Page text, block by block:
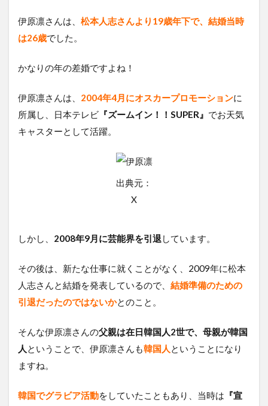
伊原凛さんは、 松本人志さんより19歳年下で、結婚当時
は26歳でした。
かなりの年の差婚ですよね！
伊原凛さんは、 2004年4月にオスカープロモーションに
所属し、日本テレビ 『ズームイン！！SUPER』 でお天気
キャスターとして活躍。
出典元：
X
しかし、 2008年9月に芸能界を引退 しています。
その後は、新たな仕事に就くことがなく、2009年に松本
人志さんと結婚を発表しているので、 結婚準備のための
引退だったのではないかとのこと。
そんな伊原凛さんの父親は在日韓国人2世で、母親が韓国
人 ということで、伊原凛さんも韓国人 ということになり
ますね。
韓国でグラビア活動をしていたこともあり、当時は 『宣